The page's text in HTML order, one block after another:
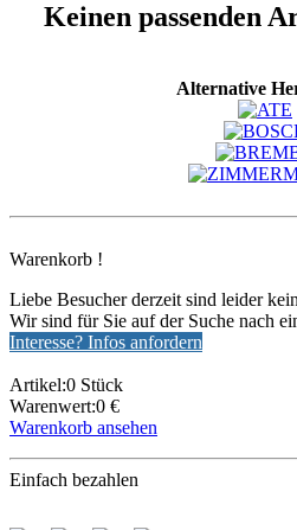
Keinen passenden
Alternative
Warenkorb !
Liebe Besucher derzeit sind leider
Wir sind für Sie auf der Suche nach
Interesse? Infos anfordern
Artikel:0 Stück
Warenwert:0 €
Warenkorb ansehen
Einfach bezahlen